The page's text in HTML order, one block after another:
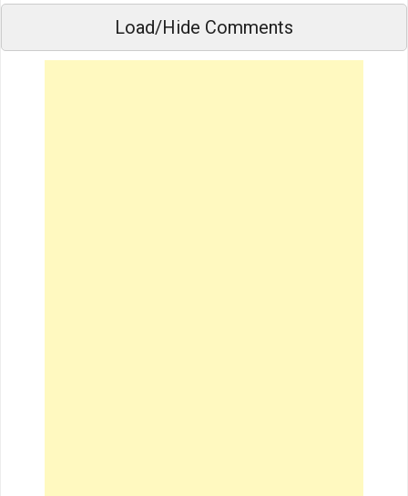
Load/Hide Comments